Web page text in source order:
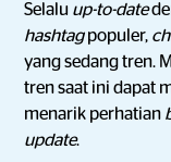
Selalu up-to-date
hashtagpopuler,
yang sedang tren.
tren saat ini dapat
menarik perhatian
update.